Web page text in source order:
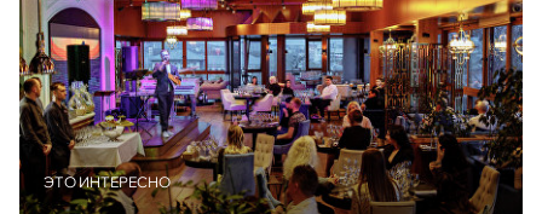
ЭТО ИНТЕРЕСНО